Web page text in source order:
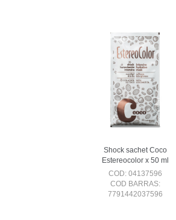
Shock sachet Coco
Estereocolor x 50 ml
COD: 04137596
COD BARRAS:
7791442037596